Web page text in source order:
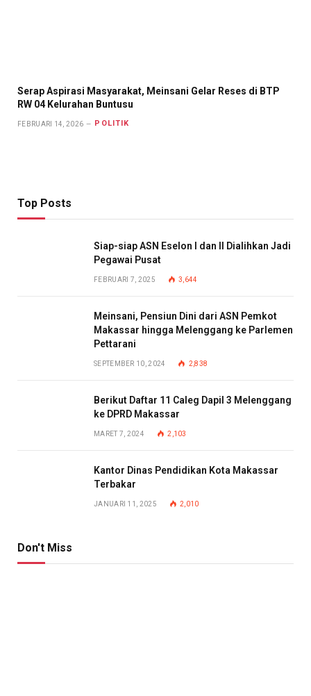
Serap Aspirasi Masyarakat, Meinsani Gelar Reses di BTP
RW 04 Kelurahan Buntusu
FEBRUARI 14, 2026 POLITIK
Top Posts
Siap-siap ASN Eselon I dan II Dialihkan Jadi
Pegawai Pusat
FEBRUARI 7, 2025 3,644
Meinsani, Pensiun Dini dari ASN Pemkot
Makassar hingga Melenggang ke Parlemen
Pettarani
SEPTEMBER 10, 2024 2,838
Berikut Daftar 11 Caleg Dapil 3 Melenggang
ke DPRD Makassar
MARET 7, 2024 2,103
Kantor Dinas Pendidikan Kota Makassar
Terbakar
JANUARI 11, 2025 2,010
Don't Miss